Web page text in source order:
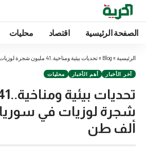
الصفحة الرئيسية اقتصاد محليات
الرئيسية »
Blog
»تحديات بيئية ومناخية..41 مليون شجرة لوزيات في سوريا تنتج 300 ألف طن
آخر الأخبار أهم الأخبار محليات
ألف طن